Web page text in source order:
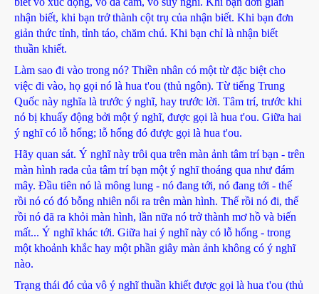
nhận biết, khi bạn trở thành cột trụ của nhận biết. Khi bạn đơn
giản thức tỉnh, tỉnh táo, chăm chú. Khi bạn chỉ là nhận biết
thuần khiết.
Làm sao đi vào trong nó? Thiền nhân có một từ đặc biệt cho
việc đi vào, họ gọi nó là hua t'ou (thủ ngôn). Từ tiếng Trung
Quốc này nghĩa là trước ý nghĩ, hay trước lời. Tâm trí, trước khi
nó bị khuấy động bởi một ý nghĩ, được gọi là hua t'ou. Giữa hai
ý nghĩ có lỗ hổng; lỗ hổng đó được gọi là hua t'ou.
Hãy quan sát. Ý nghĩ này trôi qua trên màn ảnh tâm trí bạn - trên
màn hình rada của tâm trí bạn một ý nghĩ thoáng qua như đám
mây. Đầu tiên nó là mông lung - nó đang tới, nó đang tới - thế
rồi nó có đó bỗng nhiên nổi ra trên màn hình. Thế rồi nó đi, thế
rồi nó đã ra khỏi màn hình, lần nữa nó trở thành mơ hồ và biến
mất... Ý nghĩ khác tới. Giữa hai ý nghĩ này có lỗ hổng - trong
một khoảnh khắc hay một phần giây màn ảnh không có ý nghĩ
nào.
Trạng thái đó của vô ý nghĩ thuần khiết được gọi là hua t'ou (thủ